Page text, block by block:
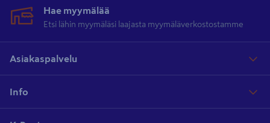
Hae myymälää
Etsi lähin myymäläsi laajasta myymäläverkostostamme
Asiakaspalvelu
Info